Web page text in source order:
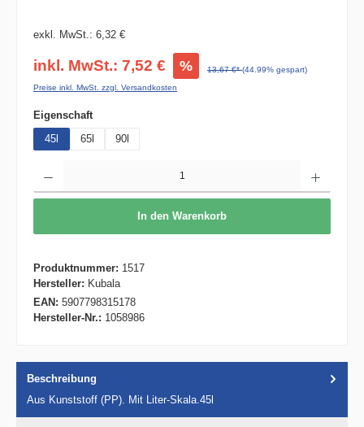
exkl. MwSt.: 6,32 €
inkl. MwSt.: 7,52 € % 13,67 €*(44.99% gespart)
Preise inkl. MwSt. zzgl. Versandkosten
Eigenschaftauswählen
45l
65l 90l
In den Warenkorb
Produktnummer: 1517
Hersteller: Kubala
EAN: 5907798315178
Hersteller-Nr.: 1058986
Beschreibung
Aus Kunststoff (PP). Mit Liter-Skala.45l